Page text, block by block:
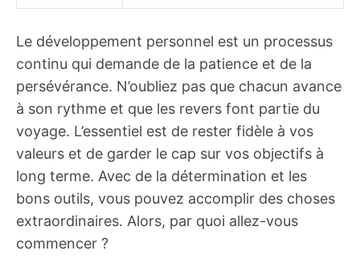
Le développement personnel est un processus
continu qui demande de la patience et de la
persévérance. N’oubliez pas que chacun avance
à son rythme et que les revers font partie du
voyage. L’essentiel est de rester fidèle à vos
valeurs et de garder le cap sur vos objectifs à
long terme. Avec de la détermination et les
bons outils, vous pouvez accomplir des choses
extraordinaires. Alors, par quoi allez-vous
commencer ?